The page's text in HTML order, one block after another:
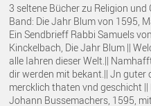
3 seltene Bücher zu Religion
Band: Die Jahr Blum von 1595,
Ein Sendbrieff Rabbi Samuels
Kinckelbach, Die Jahr Blum ||
alle Iahren dieser Welt.||
dir werden mit bekant.|| Jn guter
mercklich thaten vnd geschicht
Johann Bussemachers, 1595,